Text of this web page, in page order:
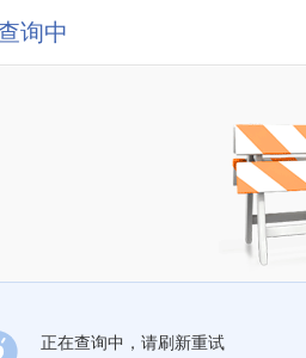
询中
正在查询中，请刷新重试